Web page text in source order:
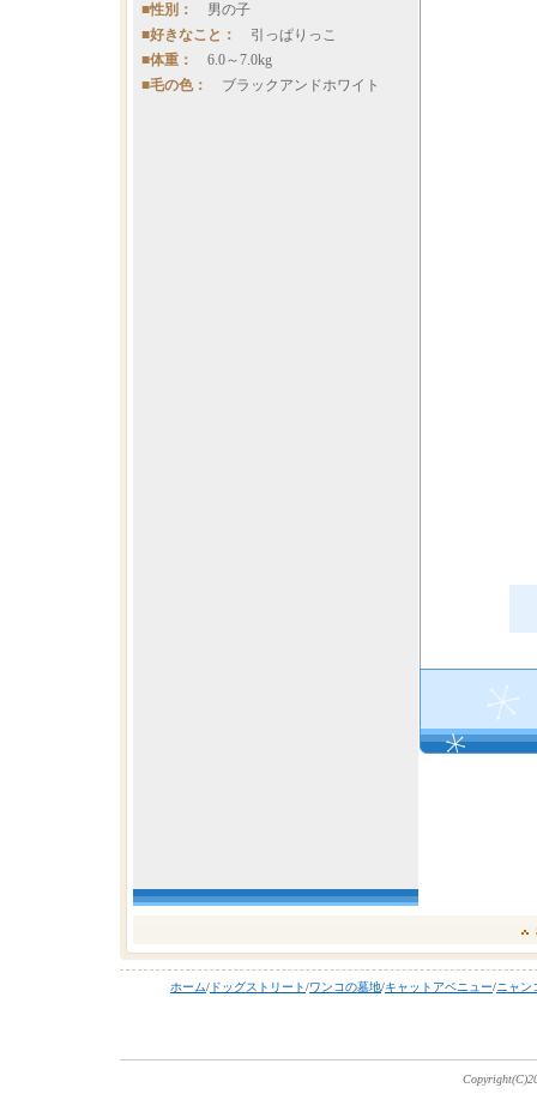
■性別： 男の子
■好きなこと： 引っぱりっこ
■体重： 6.0～7.0kg
■毛の色： ブラックアンドホワイト
ホーム/ ドッグストリート/ワンコの墓地/キャットアベニュー/ニャン